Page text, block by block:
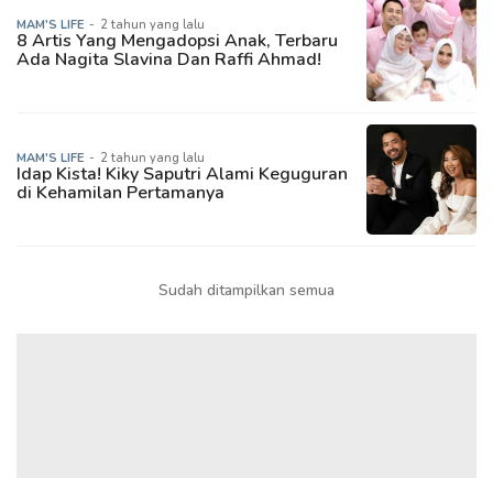
MAM'S LIFE - 2 tahun yang lalu
8 Artis Yang Mengadopsi Anak, Terbaru
Ada Nagita Slavina Dan Raffi Ahmad!
MAM'S LIFE - 2 tahun yang lalu
Idap Kista! Kiky Saputri Alami Keguguran
di Kehamilan Pertamanya
Sudah ditampilkan semua